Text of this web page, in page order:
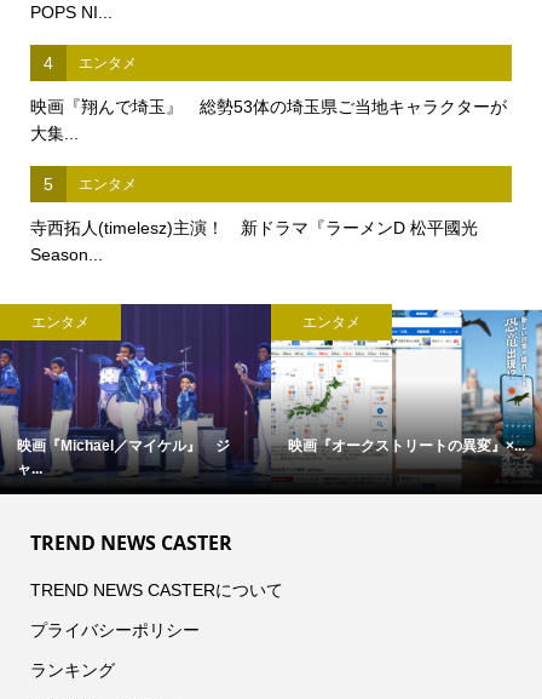
POPS NI...
4 エンタメ
映画『翔んで埼玉』 総勢53体の埼玉県ご当地キャラクターが
大集...
5 エンタメ
寺西拓人(timelesz)主演！ 新ドラマ『ラーメンD 松平國光
Season...
エンタメ
映画『Michael／マイケル』 ジ
ャ...
エンタメ
映画『オークストリートの異変』×...
TREND NEWS CASTER
TREND NEWS CASTERについて
プライバシーポリシー
ランキング